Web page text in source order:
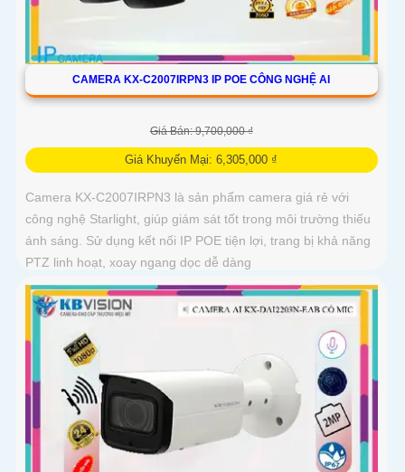
CAMERA KX-C2007IRPN3 IP POE CÔNG NGHỆ AI
Giá Bán: 9,700,000 ₫
Giá Khuyến Mại: 6,305,000 ₫
Camera KX-C2007IRPN3 là sản phẩm camera giá rẻ với
công nghệ Starlight, giúp giám sát tốt trong môi trường thiếu
ánh sáng. Sử dụng kết nối IP POE tiện lợi, trang bị khả năng
PTZ linh hoạt, xoay ngang dọc dễ dàng